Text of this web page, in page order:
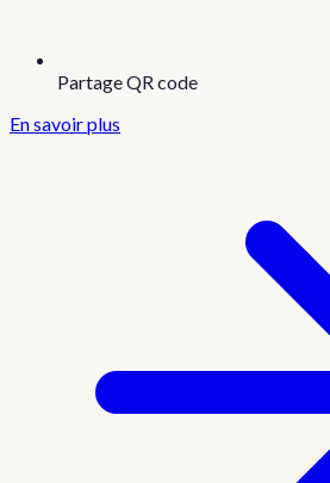
Partage QR code
En savoir plus